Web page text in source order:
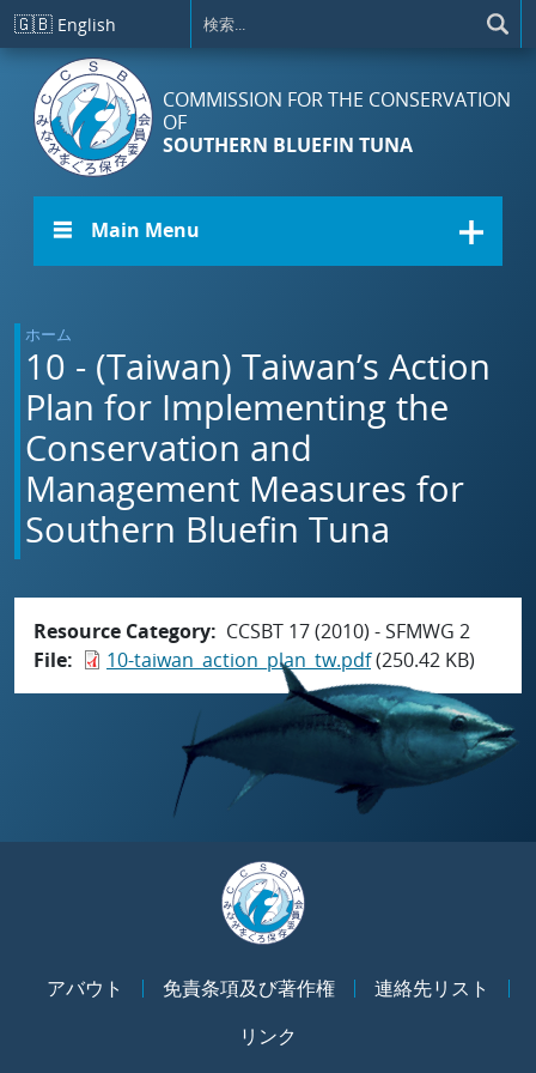
メインコンテンツに移動
🇬🇧 English
COMMISSION FOR THE CONSERVATION
OF
SOUTHERN BLUEFIN TUNA
☰ Main Menu
ホーム
10 - (Taiwan) Taiwan’s Action
Plan for Implementing the
Conservation and
Management Measures for
Southern Bluefin Tuna
Resource Category
CCSBT 17 (2010) - SFMWG 2
File
10-taiwan_action_plan_tw.pdf(250.42 KB)
アバウト 免責条項及び著作権
連絡先リスト
リンク